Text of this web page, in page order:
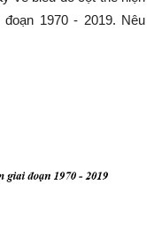
1970 - 2019. Nêu